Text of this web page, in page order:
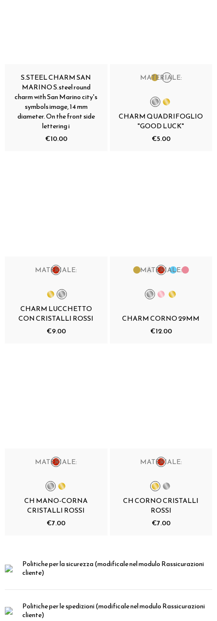
S.STEEL CHARM SAN
MARINO S.steel round
charm with San Marino city's
symbols image, 14 mm
diameter. On the front side
lettering i
€10.00
MATERIALE:
CHARM QUADRIFOGLIO
"GOOD LUCK"
€5.00
MATERIALE:
CHARM LUCCHETTO
CON CRISTALLI ROSSI
€9.00
MATERIALE:
CHARM CORNO 29MM
€12.00
MATERIALE:
CH MANO-CORNA
CRISTALLI ROSSI
€7.00
MATERIALE:
CH CORNO CRISTALLI
ROSSI
€7.00
Politiche per la sicurezza(modificale nel modulo Rassicurazioni
cliente)
Politiche per le spedizioni(modificale nel modulo Rassicurazioni
cliente)